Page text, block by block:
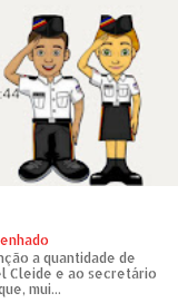
a quantidade de
Cleide e ao secretário
mui...